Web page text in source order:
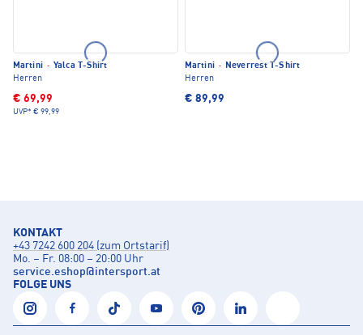
Martini · Yalca T-Shirt
Herren
€ 69,99
UVP* € 99,99
Martini · Neverrest T-Shirt
Herren
€ 89,99
KONTAKT
+43 7242 600 204 (zum Ortstarif)
Mo. – Fr. 08:00 – 20:00 Uhr
service.eshop@intersport.at
FOLGE UNS